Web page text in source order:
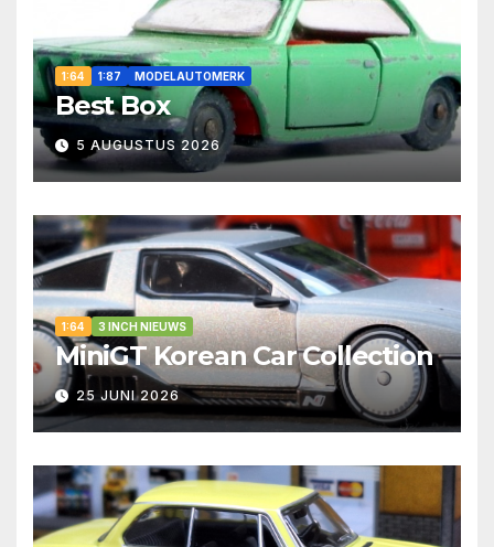
1:64 1:87 MODELAUTOMERK
Best Box
5 AUGUSTUS 2026
1:64 3 INCH NIEUWS
MiniGT Korean Car Collection
25 JUNI 2026